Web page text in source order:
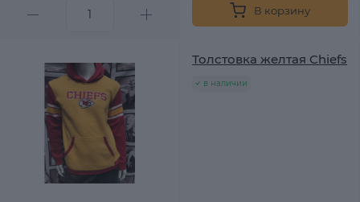
В корзину
Толстовка желтая Chiefs
в наличии